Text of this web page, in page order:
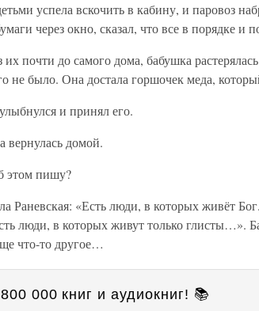
успела вскочить в кабину, и паровоз
через окно, сказал, что все в порядке и
их почти до самого дома, бабушка
не было. Она достала горшочек меда,
и принял его.
вернулась домой.
этом пишу?
Раневская: «Есть люди, в которых живёт
люди, в которых живут только глисты…».
что-то другое…
000 книг и аудиокниг! 📚